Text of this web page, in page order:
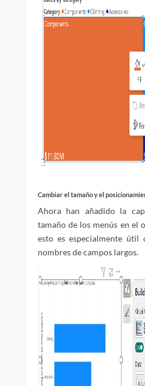
Cambiar el tamaño y el
Ahora han añadido la
tamaño de los menús en el
esto es especialmente útil
nombres de campos largos.